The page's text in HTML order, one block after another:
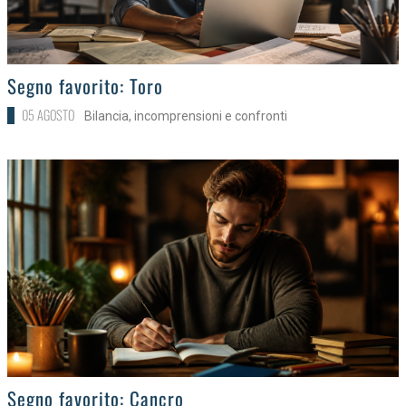
>
Segno favorito: Toro
05 AGOSTO Bilancia, incomprensioni e confronti
>
Segno favorito: Cancro